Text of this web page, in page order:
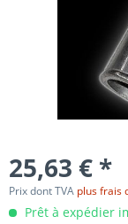
25,63 € *
Prix dont TVA plus frais
Prêt à expédier